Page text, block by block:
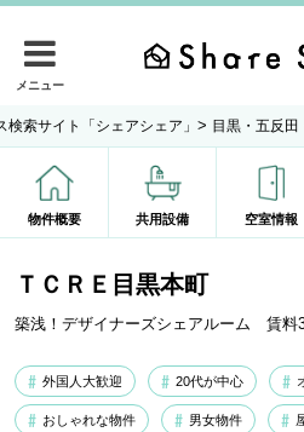
メニュー
検索サイト「シェアシェア」 > 目黒・五反田
物件概要 共用設備 空室情報
ＴＣＲＥ目黒本町
築浅！デザイナーズシェアルーム 賃料
外国人大歓迎 20代が中心
おしゃれな物件 男女物件